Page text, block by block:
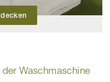
Waschmaschine